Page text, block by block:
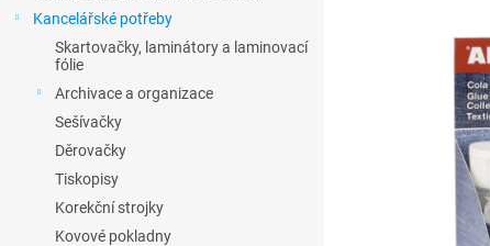
Kancelářské potřeby
Skartovačky, laminátory a laminovací
fólie
Archivace a organizace
Sešívačky
Děrovačky
Tiskopisy
Korekční strojky
Kovové pokladny